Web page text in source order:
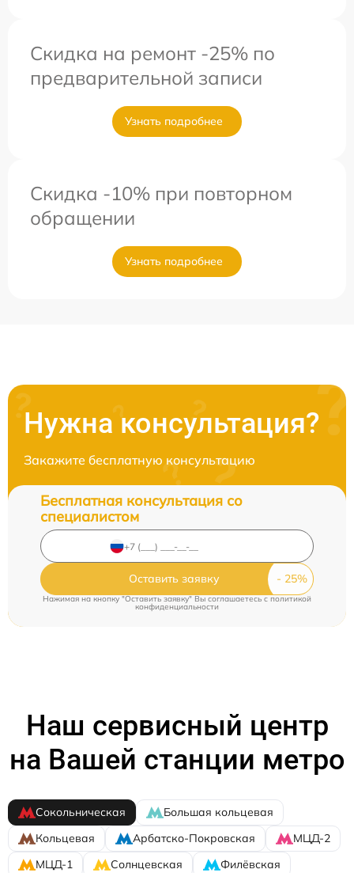
Скидка на ремонт -25% по
предварительной записи
Узнать подробнее
Скидка -10% при повторном
обращении
Узнать подробнее
Нужна консультация?
Закажите бесплатную консультацию
Бесплатная консультация со
специалистом
Оставить заявку
Нажимая на кнопку "Оставить заявку" Вы соглашаетесь c политикой
конфиденциальности
Наш сервисный центр
на Вашей станции метро
Сокольническая
Большая кольцевая
Кольцевая
Арбатско-Покровская
МЦД-2
МЦД-1
Солнцевская
Филёвская